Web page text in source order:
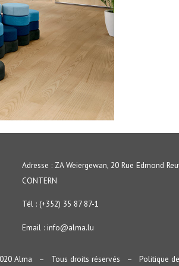
Adresse : ZA Weiergewan, 20 Rue Edmond
CONTERN
Tél : (+352) 35 87 87-1
Email :info@alma.lu
Alma – Tous droits réservés – Politique